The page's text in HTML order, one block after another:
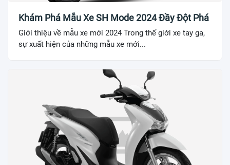
Khám Phá Mẫu Xe SH Mode 2024 Đầy Đột Phá
Giới thiệu về mẫu xe mới 2024 Trong thế giới xe tay ga,
sự xuất hiện của những mẫu xe mới...